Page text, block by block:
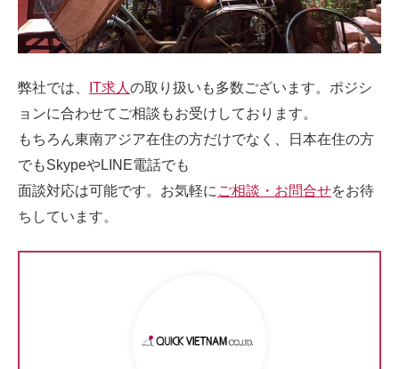
弊社では、 IT求人 の取り扱いも多数ございます。ポジシ
ョンに合わせてご相談もお受けしております。
もちろん東南アジア在住の方だけでなく、日本在住の方
でもSkypeやLINE電話でも
面談対応は可能です。お気軽に ご相談・お問合せをお待
ちしています。